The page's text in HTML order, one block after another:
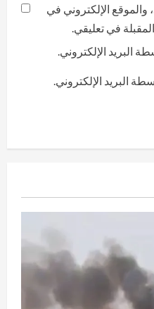
الإلكتروني في
في تعليقي.
البريد الإلكتروني.
البريد الإلكتروني.